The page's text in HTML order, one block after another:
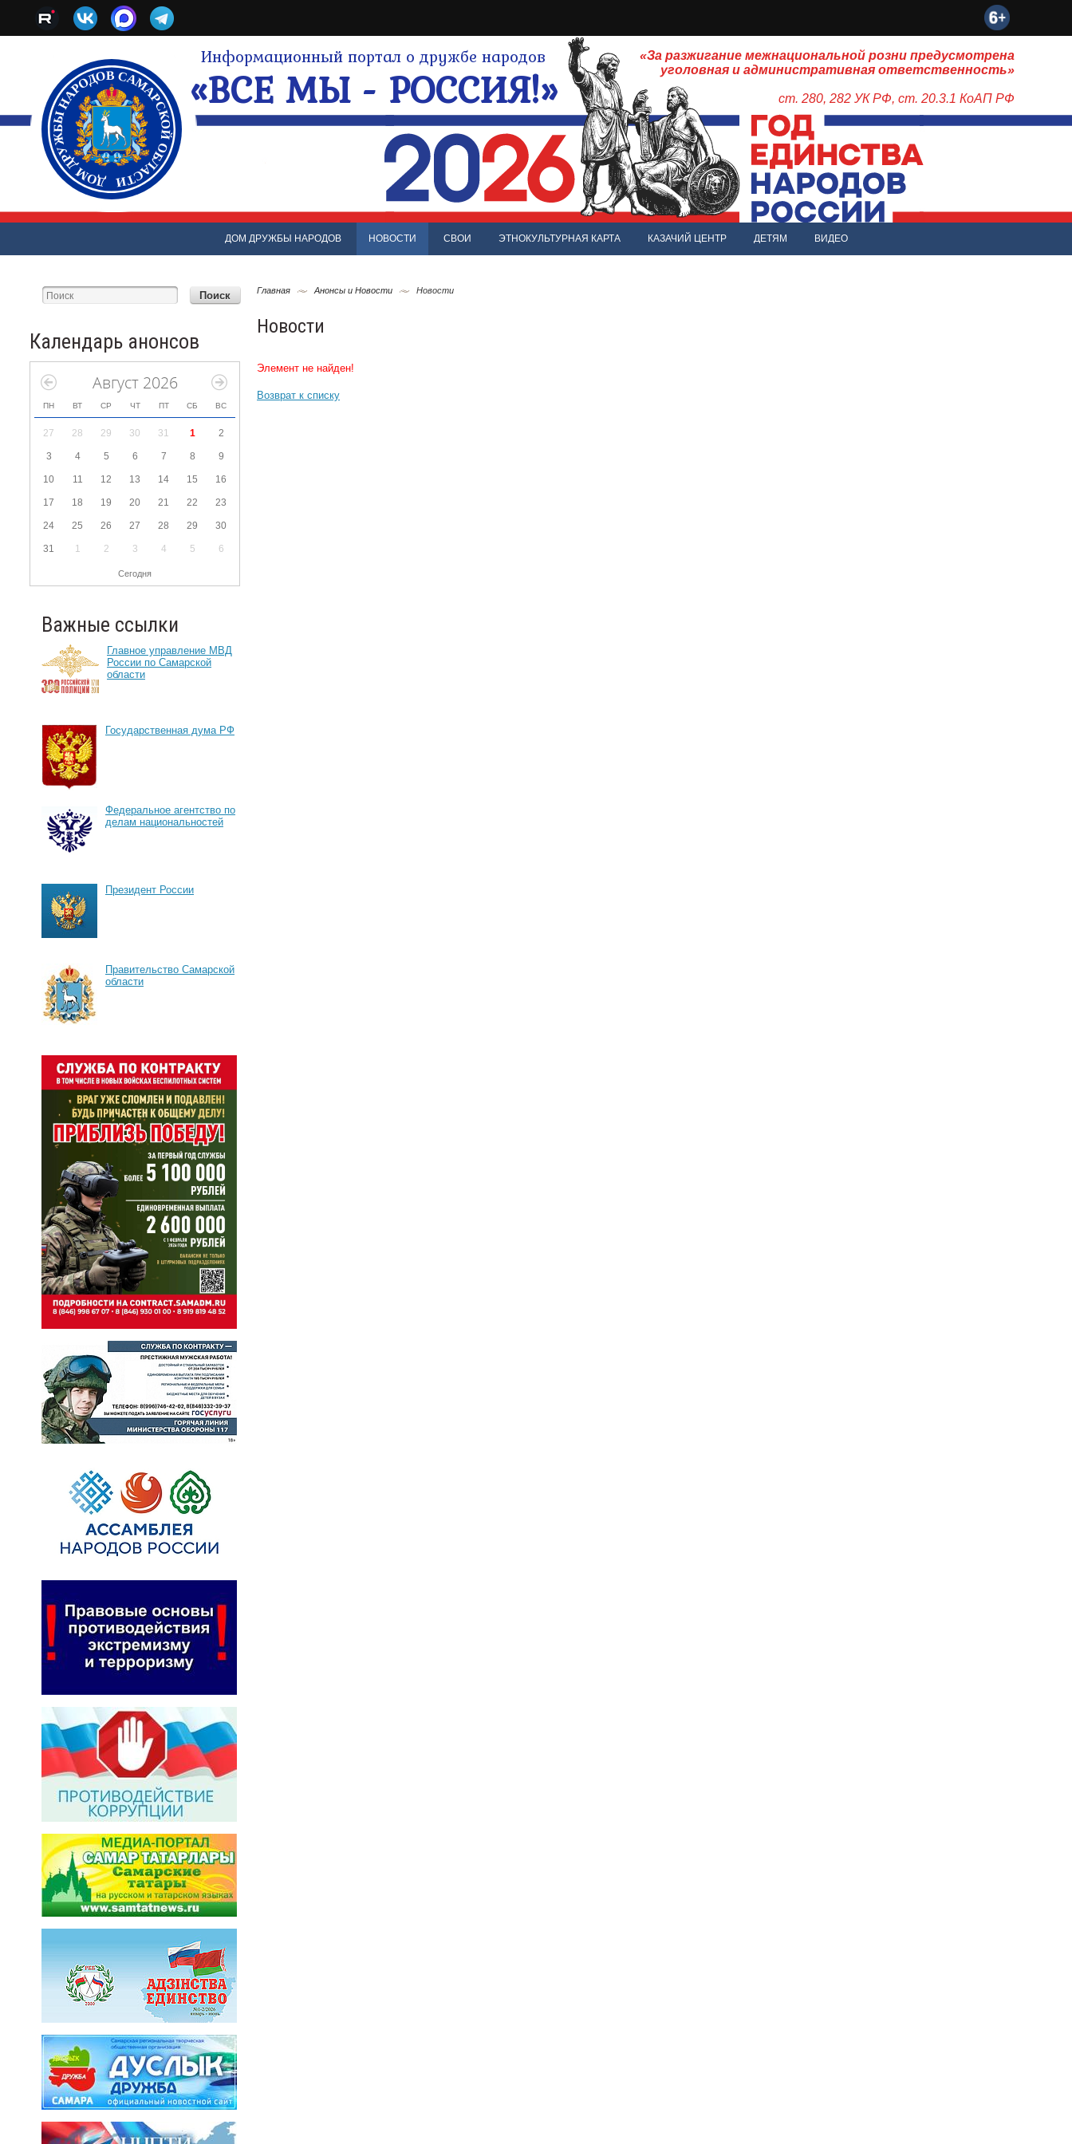
Информационный портал о дружбе народов
«ВСЕ МЫ - РОССИЯ!»
«За разжигание межнациональной розни предусмотрена
уголовная и административная ответственность»
ст. 280, 282 УК РФ, ст. 20.3.1 КоАП РФ
ДОМ ДРУЖБЫ НАРОДОВ НОВОСТИ СВОИ ЭТНОКУЛЬТУРНАЯ КАРТА КАЗАЧИЙ ЦЕНТР ДЕТЯМ ВИДЕО
Календарь анонсов
Август 2026
ПН ВТ СР ЧТ ПТ СБ ВС
27 28 29 30 31 1 2
3 4 5 6 7 8 9
10 11 12 13 14 15 16
17 18 19 20 21 22 23
24 25 26 27 28 29 30
31 1 2 3 4 5 6
Сегодня
Важные ссылки
Главное управление МВД
России по Самарской
области
Государственная дума РФ
Федеральное агентство по
делам национальностей
Президент России
Правительство Самарской
области
Главная Анонсы и Новости Новости
Новости
Элемент не найден!
Возврат к списку